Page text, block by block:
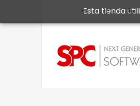
Esta tienda